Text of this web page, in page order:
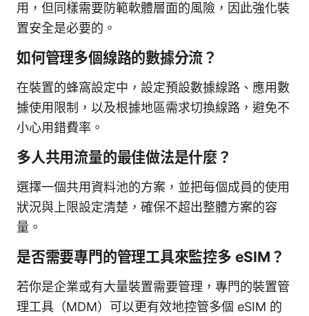
用，但同樣需要防範軟體層面的風險，因此強化裝
置安全是必要的。
如何管理多個線路的數據分流？
在裝置的蜂窩設定中，設定預設數據線路、應用數
據使用限制，以及根據地區需求切換線路，避免不
小心用錯費率。
多人共用流量的最佳做法是什麼？
選擇一個共用資料池的方案，並把每個成員的使用
狀況與上限設定清楚，確保不超出整體方案的容
量。
是否需要專門的管理工具來監控多 eSIM？
若你是企業或有大量裝置需要管理，專門的裝置管
理工具（MDM）可以更有效地控管多個 eSIM 的